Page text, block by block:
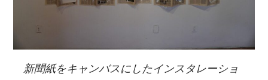
新聞紙をキャンバスにしたインスタレーショ